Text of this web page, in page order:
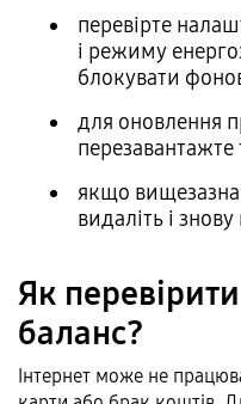
перевірте
і режиму
блокувати
для оновлення
якщо
видаліть і
Як
баланс?
Інтернет може не